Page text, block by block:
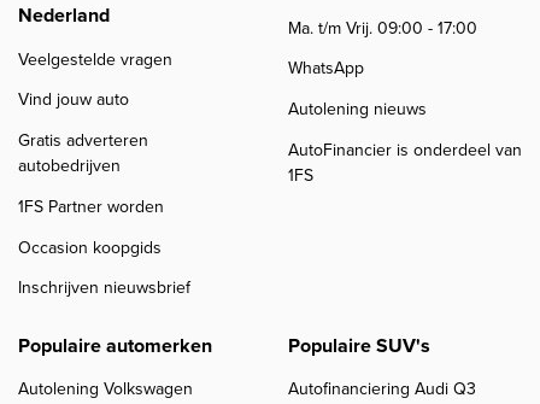
Nederland
Veelgestelde vragen
Vind jouw auto
Gratis adverteren
autobedrijven
1FS Partner worden
Occasion koopgids
Inschrijven nieuwsbrief
Ma. t/m Vrij. 09:00 - 17:00
WhatsApp
Autolening nieuws
AutoFinancier is onderdeel van
1FS
Populaire automerken
Autolening Volkswagen
Populaire SUV's
Autofinanciering Audi Q3